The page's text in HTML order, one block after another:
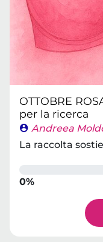
OTTOBRE
per la ricerca
Andreea
La raccolta
0%